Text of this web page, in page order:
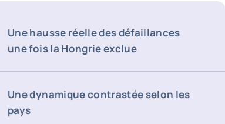
Une hausse réelle des défaillances
une fois la Hongrie exclue
Une dynamique contrastée selon les
pays